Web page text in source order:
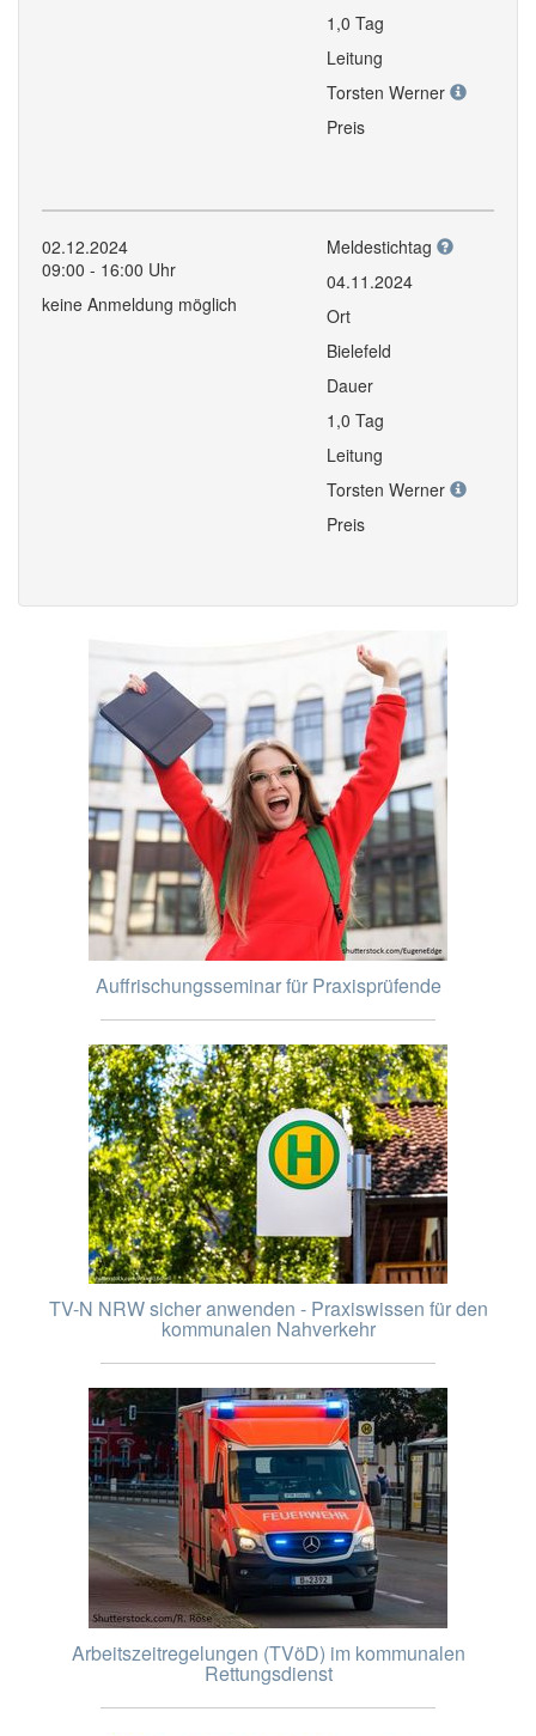
1,0 Tag
Leitung
Torsten Werner
Preis
02.12.2024
09:00 - 16:00 Uhr
keine Anmeldung möglich
Meldestichtag
04.11.2024
Ort
Bielefeld
Dauer
1,0 Tag
Leitung
Torsten Werner
Preis
Auffrischungsseminar für Praxisprüfende
TV-N NRW sicher anwenden - Praxiswissen für den
kommunalen Nahverkehr
Arbeitszeitregelungen (TVöD) im kommunalen
Rettungsdienst